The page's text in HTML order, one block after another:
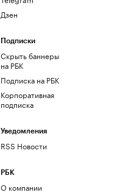
Дзен
Подписки
Скрыть баннеры
на РБК
Подписка на РБК
Корпоративная
подписка
Уведомления
RSS Новости
РБК
О компании